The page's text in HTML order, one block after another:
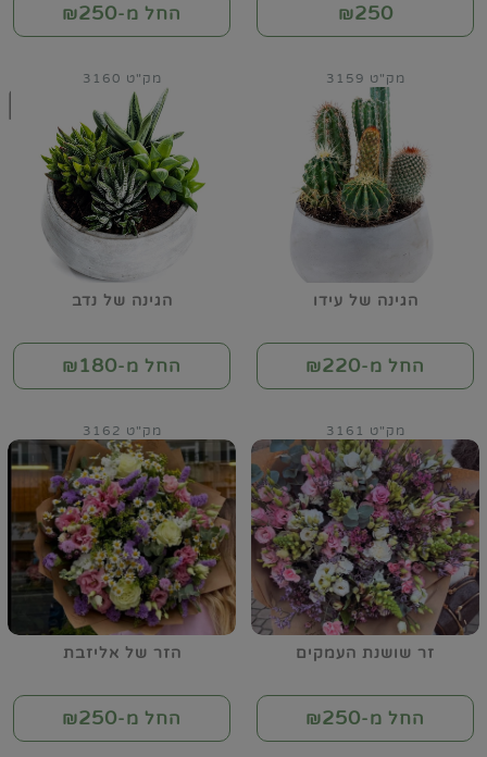
₪250 החל מ-₪250
הגינה של עידו
מק"ט 3159
החל מ-₪220
הגינה של נדב
מק"ט 3160
החל מ-₪180
זר שושנת העמקים
מק"ט 3161
החל מ-₪250
הזר של אליזבת
מק"ט 3162
החל מ-₪250